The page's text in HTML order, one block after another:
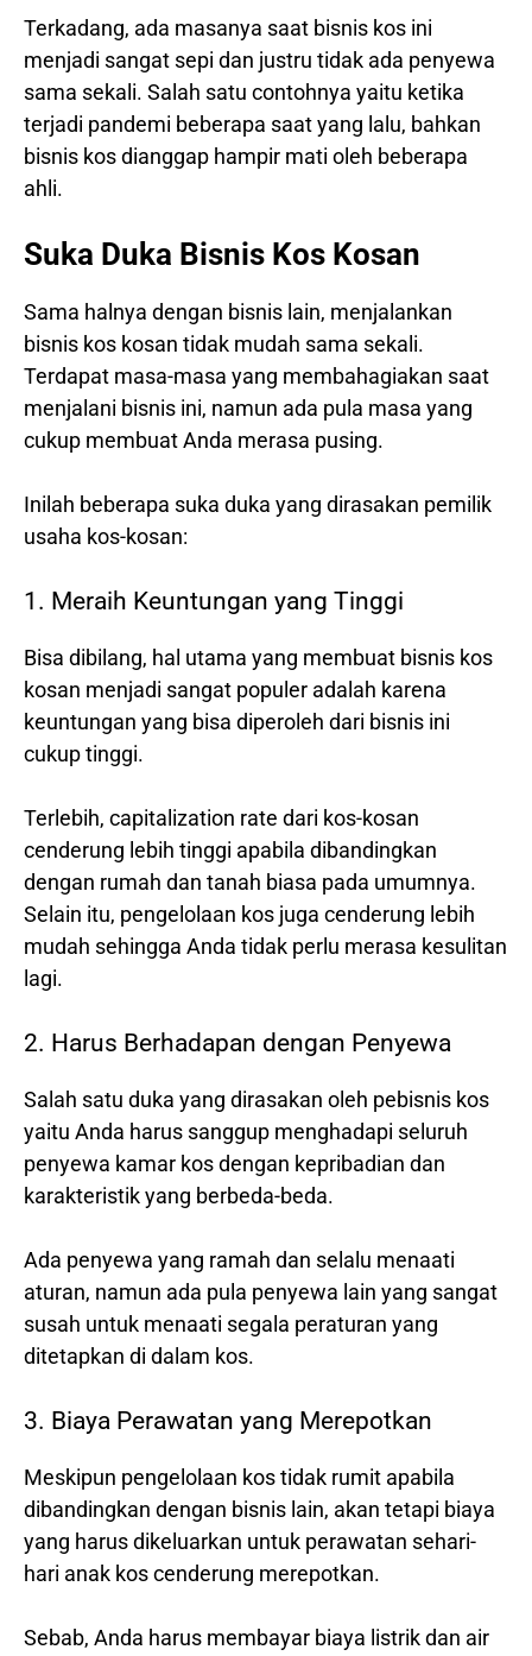
Terkadang, ada masanya saat bisnis kos ini
menjadi sangat sepi dan justru tidak ada penyewa
sama sekali. Salah satu contohnya yaitu ketika
terjadi pandemi beberapa saat yang lalu, bahkan
bisnis kos dianggap hampir mati oleh beberapa
ahli.
Suka Duka Bisnis Kos Kosan
Sama halnya dengan bisnis lain, menjalankan
bisnis kos kosan tidak mudah sama sekali.
Terdapat masa-masa yang membahagiakan saat
menjalani bisnis ini, namun ada pula masa yang
cukup membuat Anda merasa pusing.
Inilah beberapa suka duka yang dirasakan pemilik
usaha kos-kosan:
1. Meraih Keuntungan yang Tinggi
Bisa dibilang, hal utama yang membuat bisnis kos
kosan menjadi sangat populer adalah karena
keuntungan yang bisa diperoleh dari bisnis ini
cukup tinggi.
Terlebih, capitalization rate dari kos-kosan
cenderung lebih tinggi apabila dibandingkan
dengan rumah dan tanah biasa pada umumnya.
Selain itu, pengelolaan kos juga cenderung lebih
mudah sehingga Anda tidak perlu merasa kesulitan
lagi.
2. Harus Berhadapan dengan Penyewa
Salah satu duka yang dirasakan oleh pebisnis kos
yaitu Anda harus sanggup menghadapi seluruh
penyewa kamar kos dengan kepribadian dan
karakteristik yang berbeda-beda.
Ada penyewa yang ramah dan selalu menaati
aturan, namun ada pula penyewa lain yang sangat
susah untuk menaati segala peraturan yang
ditetapkan di dalam kos.
3. Biaya Perawatan yang Merepotkan
Meskipun pengelolaan kos tidak rumit apabila
dibandingkan dengan bisnis lain, akan tetapi biaya
yang harus dikeluarkan untuk perawatan sehari-
hari anak kos cenderung merepotkan.
Sebab, Anda harus membayar biaya listrik dan air